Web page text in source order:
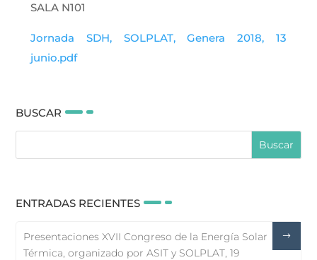
SALA N101
Jornada SDH, SOLPLAT, Genera 2018, 13
junio.pdf
BUSCAR
ENTRADAS RECIENTES
Presentaciones XVII Congreso de la Energía Solar
Térmica, organizado por ASIT y SOLPLAT, 19